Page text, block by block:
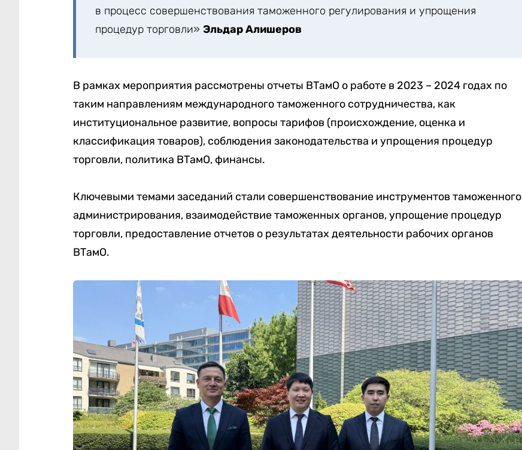
в процесс совершенствования таможенного регулирования и упрощения
процедур торговли» Эльдар Алишеров
В рамках мероприятия рассмотрены отчеты ВТамО о работе в 2023 – 2024 годах по
таким направлениям международного таможенного сотрудничества, как
институциональное развитие, вопросы тарифов (происхождение, оценка и
классификация товаров), соблюдения законодательства и упрощения процедур
торговли, политика ВТамО, финансы.
Ключевыми темами заседаний стали совершенствование инструментов таможенного
администрирования, взаимодействие таможенных органов, упрощение процедур
торговли, предоставление отчетов о результатах деятельности рабочих органов
ВТамО.